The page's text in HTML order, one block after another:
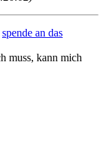
spende an das
muss, kann mich